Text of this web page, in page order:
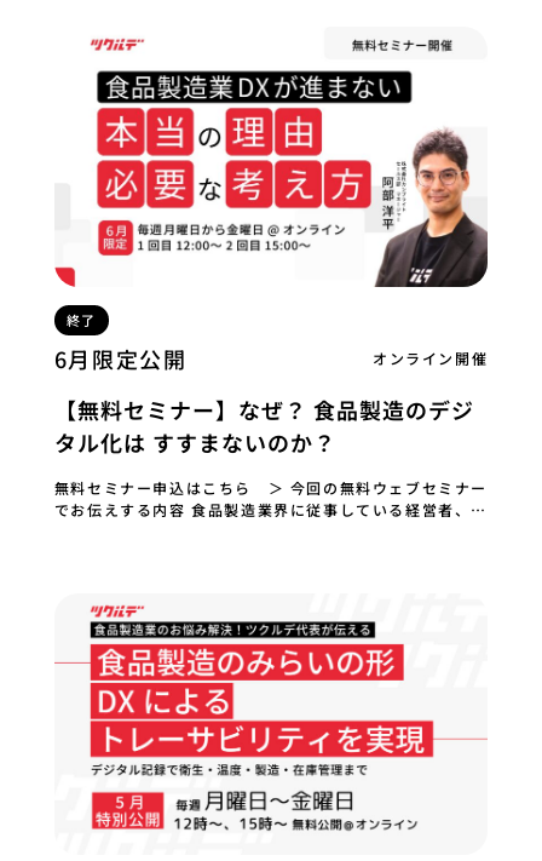
終了
6月限定公開 オンライン開催
【無料セミナー】なぜ？ 食品製造のデジ
タル化は すすまないのか？
無料セミナー申込はこちら ＞ 今回の無料ウェブセミナー
でお伝えする内容 食品製造業界に従事している経営者、責